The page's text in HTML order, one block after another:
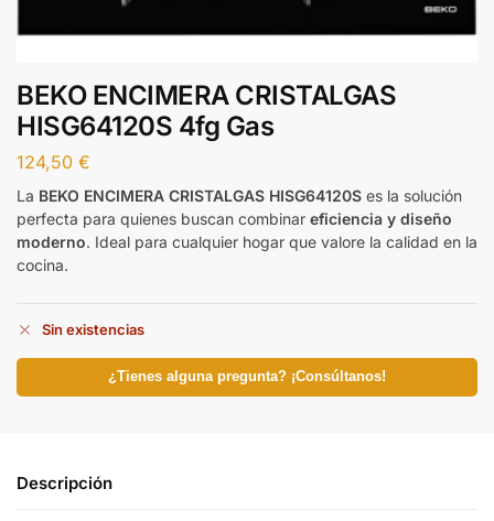
BEKO ENCIMERA CRISTALGAS
HISG64120S 4fg Gas
124,50 €
La BEKO ENCIMERA CRISTALGAS HISG64120S es la solución
perfecta para quienes buscan combinar eficiencia y diseño
moderno. Ideal para cualquier hogar que valore la calidad en la
cocina.
Sin existencias
¿Tienes alguna pregunta? ¡Consúltanos!
Descripción